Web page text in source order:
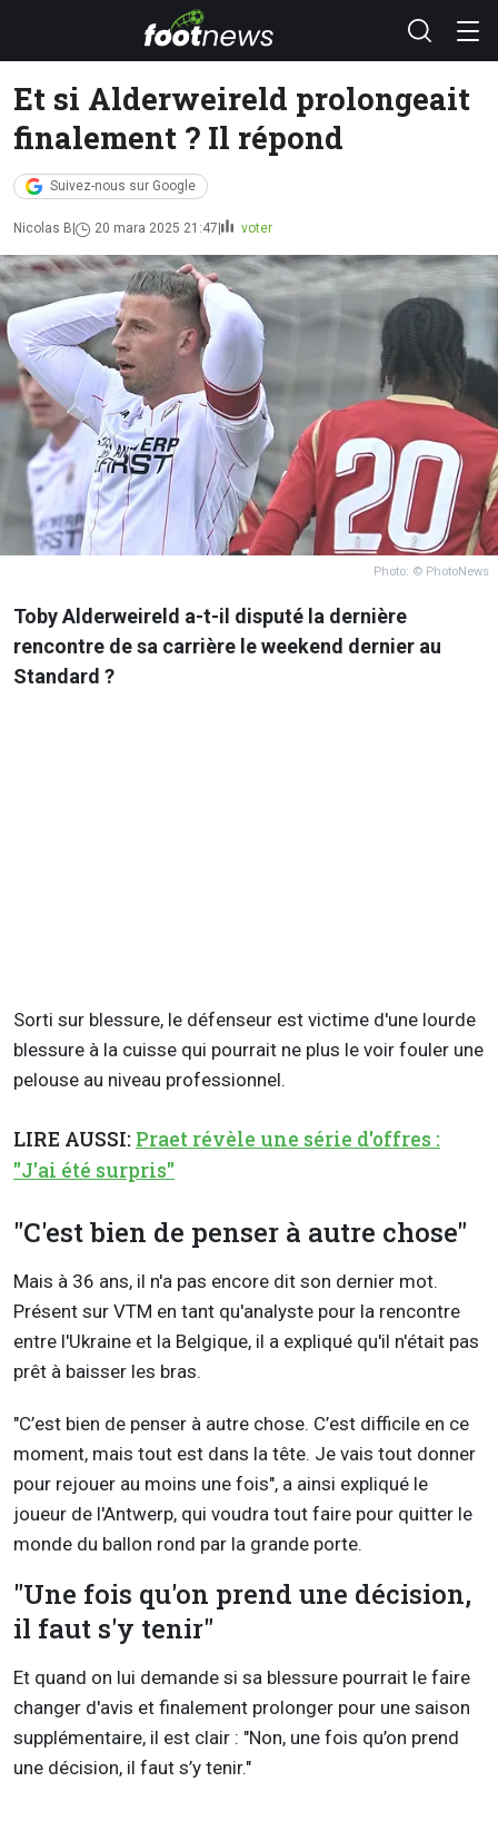
Et si Alderweireld prolongeait
finalement ? Il répond
Suivez-nous sur Google
Nicolas B 20 mara 2025 21:47 voter
Photo: © PhotoNews
Toby Alderweireld a-t-il disputé la dernière
rencontre de sa carrière le weekend dernier au
Standard ?
Sorti sur blessure, le défenseur est victime d'une lourde
blessure à la cuisse qui pourrait ne plus le voir fouler une
pelouse au niveau professionnel.
LIRE AUSSI: Praet révèle une série d'offres :
"J'ai été surpris"
"C'est bien de penser à autre chose"
Mais à 36 ans, il n'a pas encore dit son dernier mot.
Présent sur VTM en tant qu'analyste pour la rencontre
entre l'Ukraine et la Belgique, il a expliqué qu'il n'était pas
prêt à baisser les bras.
"C’est bien de penser à autre chose. C’est difficile en ce
moment, mais tout est dans la tête. Je vais tout donner
pour rejouer au moins une fois", a ainsi expliqué le
joueur de l'Antwerp, qui voudra tout faire pour quitter le
monde du ballon rond par la grande porte.
"Une fois qu'on prend une décision,
il faut s'y tenir"
Et quand on lui demande si sa blessure pourrait le faire
changer d'avis et finalement prolonger pour une saison
supplémentaire, il est clair : "Non, une fois qu’on prend
une décision, il faut s’y tenir."